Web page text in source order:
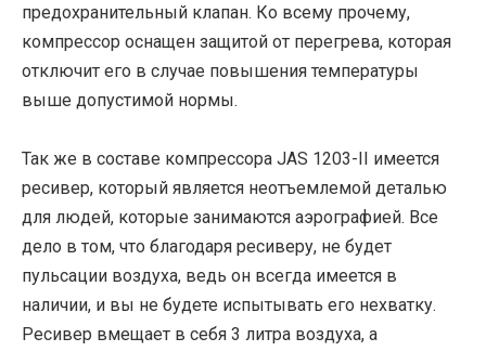
предохранительный клапан. Ко всему прочему,
компрессор оснащен защитой от перегрева, которая
отключит его в случае повышения температуры
выше допустимой нормы.
Так же в составе компрессора JAS 1203-II имеется
ресивер, который является неотъемлемой деталью
для людей, которые занимаются аэрографией. Все
дело в том, что благодаря ресиверу, не будет
пульсации воздуха, ведь он всегда имеется в
наличии, и вы не будете испытывать его нехватку.
Ресивер вмещает в себя 3 литра воздуха, а